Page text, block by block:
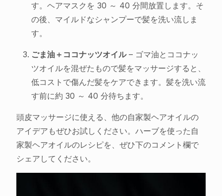
す。ヘアマスクを 30 ～ 40 分間放置します。そ
の後、マイルドなシャンプーで髪を洗い流しま
す。
ごま油＋ココナッツオイル– ゴマ油とココナッ
ツオイルを混ぜたもので髪をマッサージすると、
低コストで傷んだ髪をケアできます。髪を洗い流
す前に約 30 ～ 40 分待ちます。
頭皮マッサージに使える、他の自家製ヘアオイルの
アイデアもぜひお試しください。ハーブを使った自
家製ヘアオイルのレシピを、ぜひ下のコメント欄で
シェアしてください。